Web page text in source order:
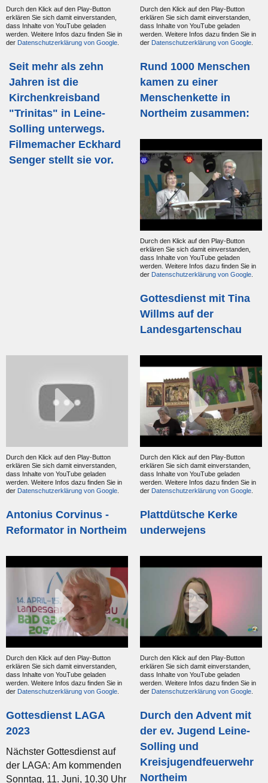
Durch den Klick auf den Play-Button
erklären Sie sich damit einverstanden,
dass Inhalte von YouTube geladen
werden. Weitere Infos dazu finden Sie in
der Datenschutzerklärung von Google.
Seit mehr als zehn
Jahren ist die
Kirchenkreisband
"Trinitas" in Leine-
Solling unterwegs.
Filmemacher Eckhard
Senger stellt sie vor.
Durch den Klick auf den Play-Button
erklären Sie sich damit einverstanden,
dass Inhalte von YouTube geladen
werden. Weitere Infos dazu finden Sie in
der Datenschutzerklärung von Google.
Rund 1000 Menschen
kamen zu einer
Menschenkette in
Northeim zusammen:
Durch den Klick auf den Play-Button
erklären Sie sich damit einverstanden,
dass Inhalte von YouTube geladen
werden. Weitere Infos dazu finden Sie in
der Datenschutzerklärung von Google.
Gottesdienst mit Tina
Willms auf der
Landesgartenschau
Durch den Klick auf den Play-Button
erklären Sie sich damit einverstanden,
dass Inhalte von YouTube geladen
werden. Weitere Infos dazu finden Sie in
der Datenschutzerklärung von Google.
Antonius Corvinus -
Reformator in Northeim
Durch den Klick auf den Play-Button
erklären Sie sich damit einverstanden,
dass Inhalte von YouTube geladen
werden. Weitere Infos dazu finden Sie in
der Datenschutzerklärung von Google.
Plattdütsche Kerke
underwejens
Durch den Klick auf den Play-Button
erklären Sie sich damit einverstanden,
dass Inhalte von YouTube geladen
werden. Weitere Infos dazu finden Sie in
der Datenschutzerklärung von Google.
Gottesdienst LAGA
2023
Nächster Gottesdienst auf
der LAGA: Am kommenden
Sonntag, 11. Juni, 10.30 Uhr
Durch den Klick auf den Play-Button
erklären Sie sich damit einverstanden,
dass Inhalte von YouTube geladen
werden. Weitere Infos dazu finden Sie in
der Datenschutzerklärung von Google.
Durch den Advent mit
der ev. Jugend Leine-
Solling und
Kreisjugendfeuerwehr
Northeim